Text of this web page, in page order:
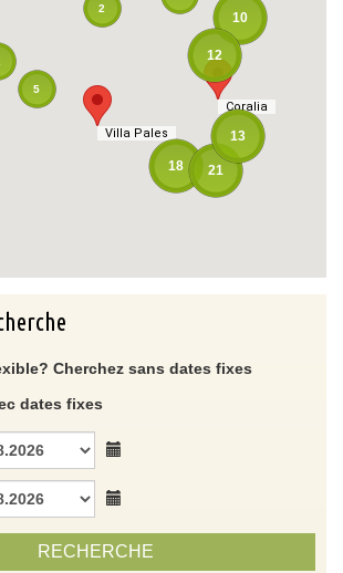
Villa Pales
Coralia
10
12
18
Villa Pales
21
5
13
2
Coralia
Cherchez sans dates fixes
dates fixes
RECHERCHE